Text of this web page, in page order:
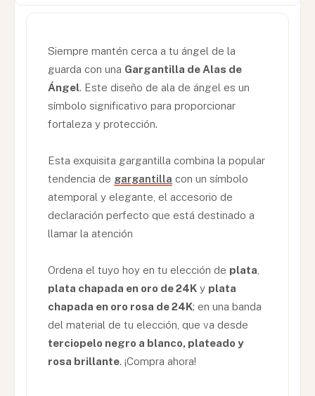
Siempre mantén cerca a tu ángel de la
guarda con una Gargantilla de Alas de
Ángel. Este diseño de ala de ángel es un
símbolo significativo para proporcionar
fortaleza y protección.
Esta exquisita gargantilla combina la popular
tendencia de gargantilla con un símbolo
atemporal y elegante, el accesorio de
declaración perfecto que está destinado a
llamar la atención
Ordena el tuyo hoy en tu elección de plata
plata chapada en oro de 24K y plata
chapada en oro rosa de 24K; en una banda
del material de tu elección, que va desde
terciopelo negro a blanco, plateado y
rosa brillante. ¡Compra ahora!